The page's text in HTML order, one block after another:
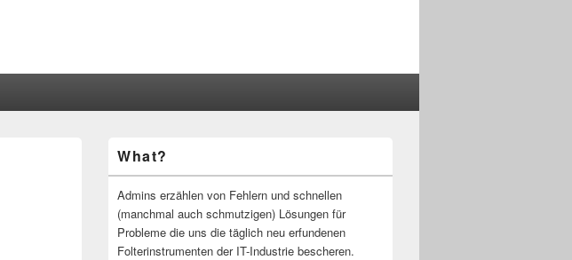
Seitenleisten-
Widgetbereich
What?
Admins erzählen von Fehlern und schnellen
(manchmal auch schmutzigen) Lösungen für
Probleme die uns die täglich neu erfundenen
Folterinstrumenten der IT-Industrie bescheren.